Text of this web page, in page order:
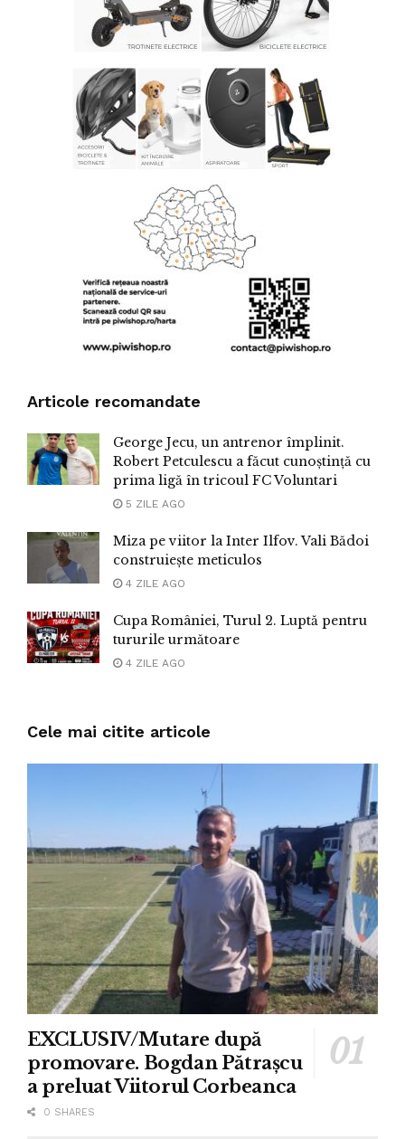
Articole recomandate
George Jecu, un antrenor împlinit.
Robert Petculescu a făcut cunoștință cu
prima ligă în tricoul FC Voluntari
5 ZILE AGO
Miza pe viitor la Inter Ilfov. Vali Bădoi
construiește meticulos
4 ZILE AGO
Cupa României, Turul 2. Luptă pentru
tururile următoare
4 ZILE AGO
Cele mai citite articole
EXCLUSIV/Mutare după
promovare. Bogdan Pătrașcu
a preluat Viitorul Corbeanca
0 SHARES